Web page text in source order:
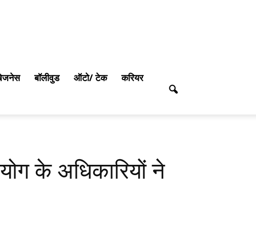
बॉलीवुड ऑटो/ टेक
करियर
के अधिकारियों ने